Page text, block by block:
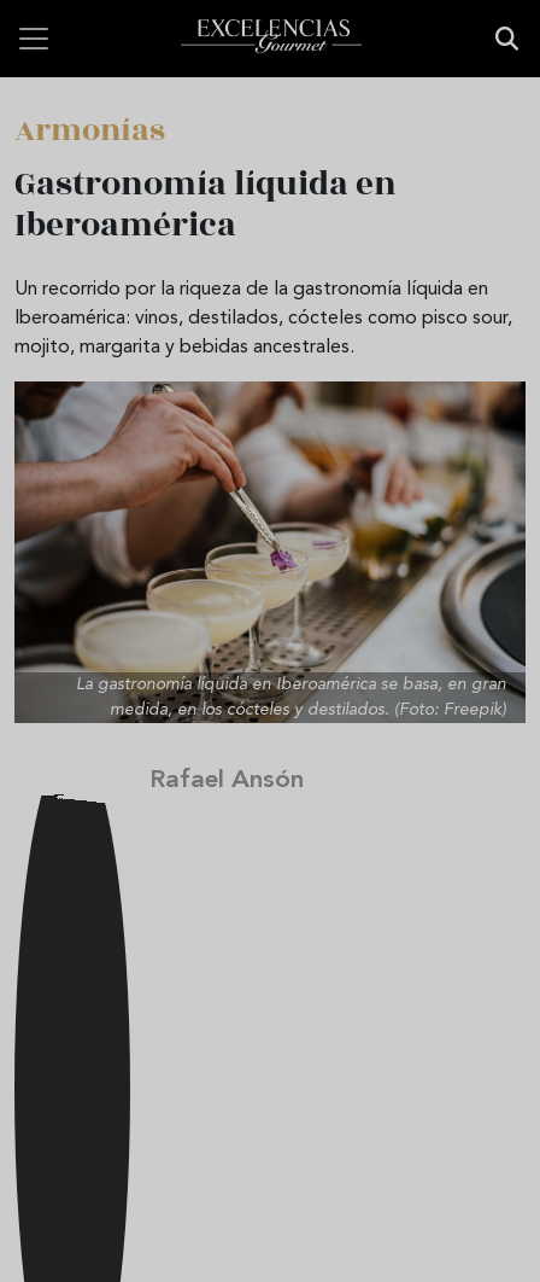
Armonías
Gastronomía líquida en
Iberoamérica
Un recorrido por la riqueza de la gastronomía líquida en
Iberoamérica: vinos, destilados, cócteles como pisco sour,
mojito, margarita y bebidas ancestrales.
La gastronomía líquida en Iberoamérica se basa, en gran
medida, en los cócteles y destilados. (Foto: Freepik)
Rafael Ansón